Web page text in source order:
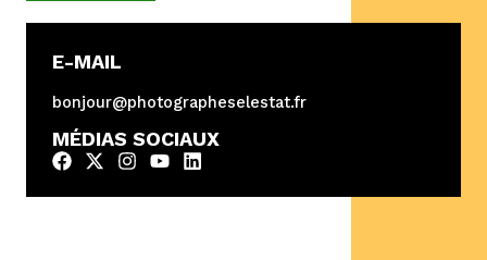
E-MAIL
bonjour@photographeselestat.fr
MÉDIAS SOCIAUX